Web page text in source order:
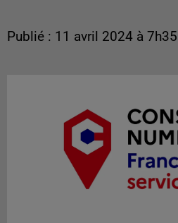
Publié : 11 avril 2024 à 7h35